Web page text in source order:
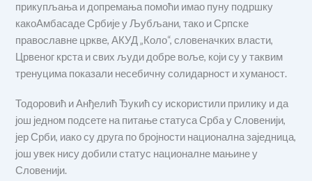
прикупљања и допремања помоћи имао пуну подршку
какоАмбасаде Србије у Љубљани, тако и Српске
православне цркве, АКУД „Коло“, словеначких власти,
Црвеног крста и свих људи добре воље, који су у таквим
тренуцима показали несебичну солидарност и хуманост.
Тодоровић и Анђелић Ђукић су искористили прилику и да
још једном подсете на питање статуса Срба у Словенији,
јер Срби, иако су друга по бројности национална заједница,
још увек нису добили статус националне мањине у
Словенији.